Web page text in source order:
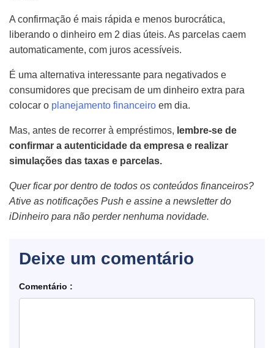
A confirmação é mais rápida e menos burocrática,
liberando o dinheiro em 2 dias úteis. As parcelas caem
automaticamente, com juros acessíveis.
É uma alternativa interessante para negativados e
consumidores que precisam de um dinheiro extra para
colocar o planejamento financeiro em dia.
Mas, antes de recorrer à empréstimos, lembre-se de
confirmar a autenticidade da empresa e realizar
simulações das taxas e parcelas.
Quer ficar por dentro de todos os conteúdos financeiros?
Ative as notificações Push e assine a newsletter do
iDinheiro para não perder nenhuma novidade.
Deixe um comentário
Comentário